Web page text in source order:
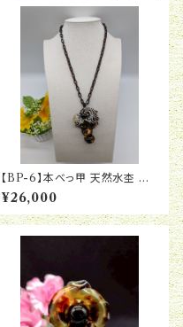
【BP-6】本べっ甲 天然水杢 ブ
ドウ ブローチペンダント
¥26,000